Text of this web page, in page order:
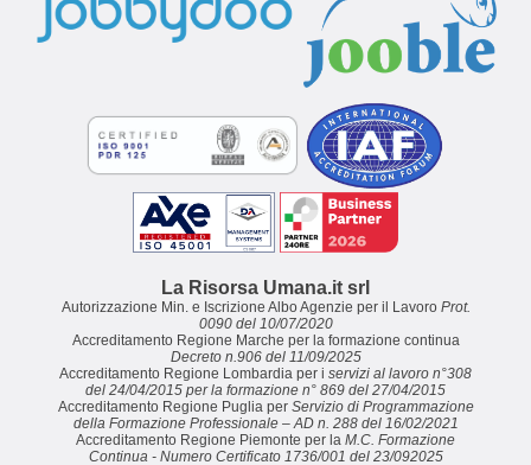
La Risorsa Umana.it srl
Autorizzazione Min. e Iscrizione Albo Agenzie per il Lavoro Prot.
0090 del 10/07/2020
Accreditamento Regione Marche per la formazione continua
Decreto n.906 del 11/09/2025
Accreditamento Regione Lombardia per i servizi al lavoro n°308
del 24/04/2015 per la formazione n° 869 del 27/04/2015
Accreditamento Regione Puglia per Servizio di Programmazione
della Formazione Professionale – AD n. 288 del 16/02/2021
Accreditamento Regione Piemonte per la M.C. Formazione
Continua - Numero Certificato 1736/001 del 23/092025